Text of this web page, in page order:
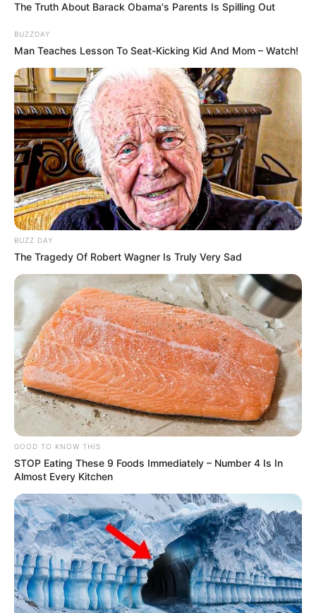
12:10 / 06 Avqust 2026 KRİMİNAL
48 nəfərsaxlanıldı
69 0 0
11:49 / 06 Avqust 2026 CƏMİYYƏT
Zəncirvari qəza - 5 nəfər xəsarət alıb
74
The Truth About Barack Obama's Parents Is Spilling Out
BUZZDAY
Man Teaches Lesson To Seat-Kicking Kid And Mom – Watch!
BUZZ DAY
The Tragedy Of Robert Wagner Is Truly Very Sad
GOOD TO KNOW THIS
STOP Eating These 9 Foods Immediately – Number 4 Is In
Almost Every Kitchen